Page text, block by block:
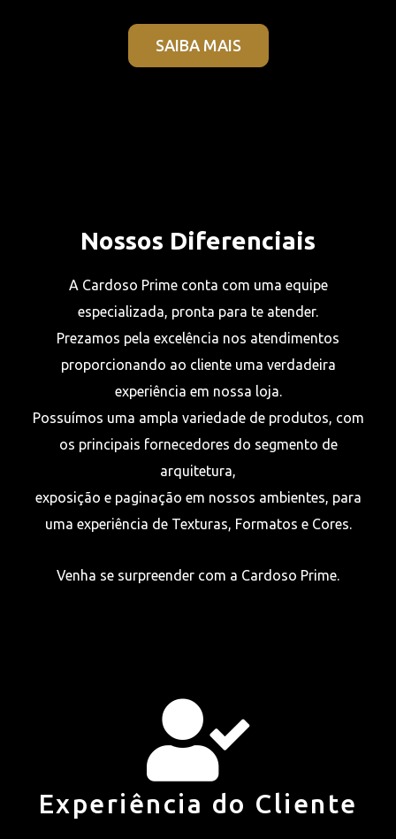
SAIBA MAIS
Nossos Diferenciais
A Cardoso Prime conta com uma equipe
especializada, pronta para te atender.
Prezamos pela excelência nos atendimentos
proporcionando ao cliente uma verdadeira
experiência em nossa loja.
Possuímos uma ampla variedade de produtos, com
os principais fornecedores do segmento de
arquitetura,
exposição e paginação em nossos ambientes, para
uma experiência de Texturas, Formatos e Cores.
Venha se surpreender com a Cardoso Prime.
Experiência do Cliente